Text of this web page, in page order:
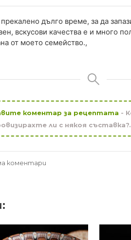
дълго време, за да
вскусови качества е и много
от моето семейство.,
коментар за рецептата -
ли с някоя
коментари